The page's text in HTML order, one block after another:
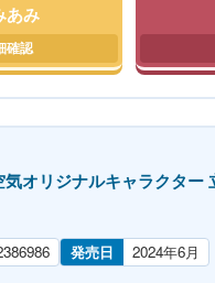
あみ
気オリジナルキャラクタ
発売日 2024年6月